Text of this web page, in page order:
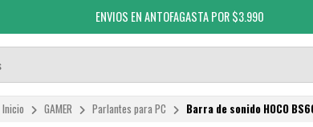
ENVIOS EN ANTOFAGASTA POR $3.990
Inicio GAMER Parlantes para PC Barra de sonido HOCO